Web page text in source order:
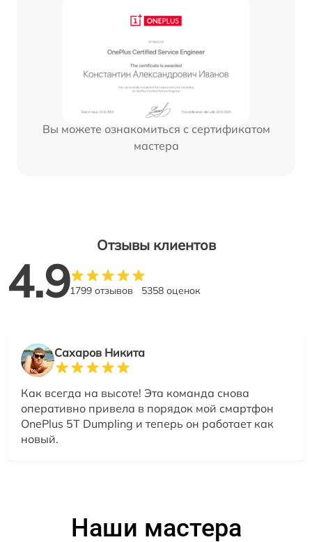
Вы можете ознакомиться с сертификатом
мастера
Отзывы клиентов
4.91799 отзывов 5358 оценок
Сахаров Никита
Как всегда на высоте! Эта команда снова
оперативно привела в порядок мой смартфон
OnePlus 5T Dumpling и теперь он работает как
новый.
Наши мастера